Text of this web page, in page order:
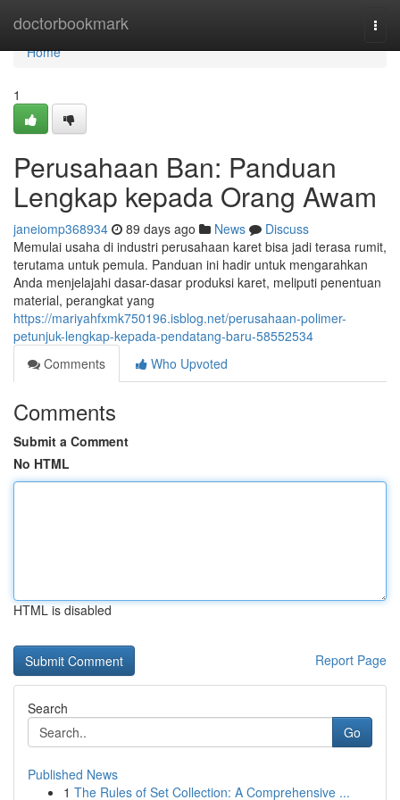
doctorbookmark
Home
Home
1
Perusahaan Ban: Panduan
Lengkap kepada Orang Awam
janeiomp368934 89 days ago News
Discuss
Memulai usaha di industri perusahaan karet bisa jadi terasa rumit,
terutama untuk pemula. Panduan ini hadir untuk mengarahkan
Anda menjelajahi dasar-dasar produksi karet, meliputi penentuan
material, perangkat yang
https://mariyahfxmk750196.isblog.net/perusahaan-polimer-
petunjuk-lengkap-kepada-pendatang-baru-58552534
Comments
Who Upvoted
Comments
Submit a Comment
No HTML
HTML is disabled
Report Page
Search
Go
Published News
1 The Rules of Set Collection: A Comprehensive ...